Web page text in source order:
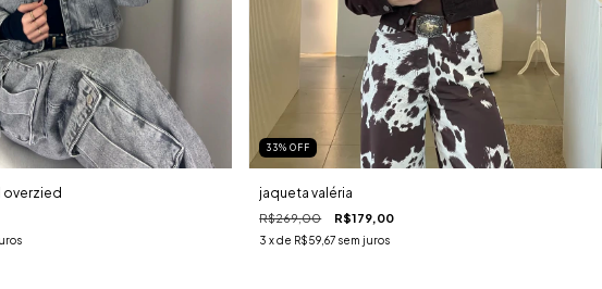
33%OFF
jaqueta valéria
R$269,00 R$179,00
3 x de R$59,67 sem juros